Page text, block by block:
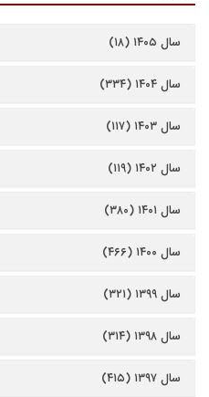
سال ۱۴۰۵ (۱۸)
سال ۱۴۰۴ (۳۳۴)
سال ۱۴۰۳ (۱۱۷)
سال ۱۴۰۲ (۱۱۹)
سال ۱۴۰۱ (۳۸۰)
سال ۱۴۰۰ (۴۶۶)
سال ۱۳۹۹ (۳۲۱)
سال ۱۳۹۸ (۳۱۴)
سال ۱۳۹۷ (۴۱۵)